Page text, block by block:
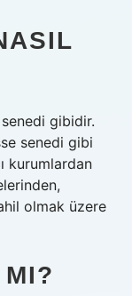
senedi gibidir.
senedi gibi
kurumlardan
olmak üzere